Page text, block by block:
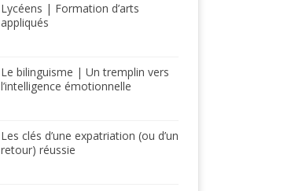
Lycéens | Formation d’arts
appliqués
Le bilinguisme | Un tremplin vers
l’intelligence émotionnelle
Les clés d’une expatriation (ou d’un
retour) réussie